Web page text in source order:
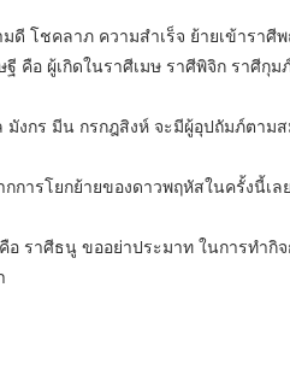
โชคลาภ ความสำเร็จ ย้ายเข้าราศี
ฐี คือ ผู้เกิดในราศีเมษ ราศีพิจิก ราศีกุ
งกร มีน กรกฎสิงห์ จะมีผู้อุปถัมภ์ตาม
การโยกย้ายของดาวพฤหัสในครั้งนี้เลย
ราศีธนู ขออย่าประมาท ในการทำกิ